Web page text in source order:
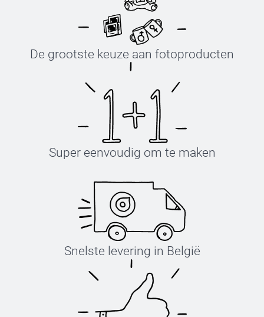
De grootste keuze aan fotoproducten
Super eenvoudig om te maken
Snelste levering in België